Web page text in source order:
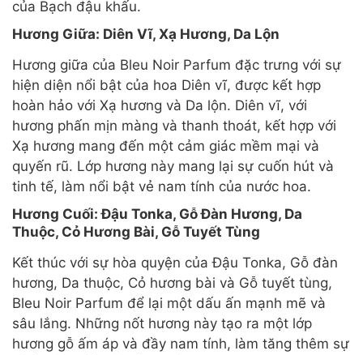
của Bạch đậu khấu.
Hương Giữa: Diên Vĩ, Xạ Hương, Da Lộn
Hương giữa của Bleu Noir Parfum đặc trưng với sự
hiện diện nổi bật của hoa Diên vĩ, được kết hợp
hoàn hảo với Xạ hương và Da lộn. Diên vĩ, với
hương phấn mịn màng và thanh thoát, kết hợp với
Xạ hương mang đến một cảm giác mềm mại và
quyến rũ. Lớp hương này mang lại sự cuốn hút và
tinh tế, làm nổi bật vẻ nam tính của nước hoa.
Hương Cuối: Đậu Tonka, Gỗ Đàn Hương, Da
Thuộc, Cỏ Hương Bài, Gỗ Tuyết Tùng
Kết thúc với sự hòa quyện của Đậu Tonka, Gỗ đàn
hương, Da thuộc, Cỏ hương bài và Gỗ tuyết tùng,
Bleu Noir Parfum để lại một dấu ấn mạnh mẽ và
sâu lắng. Những nốt hương này tạo ra một lớp
hương gỗ ấm áp và đầy nam tính, làm tăng thêm sự